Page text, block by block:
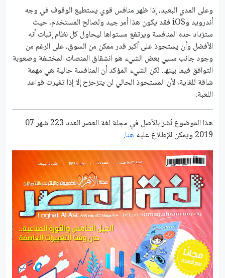
وعلى المدي البعيد، إذا ظهر منافس قوي يستطيع الوقوف في وجه
أندرويد وiOS فقد يكون هذا أمر جيد ولصالح المستخدم، حيث
ستزداد حده المنافسة ويرتفع مستواها ليحاول كل نظام إثبات أنه
الأفضل وأن يستحوذ على أكبر قدر ممكن من السوق، على الرغم من
وجود جانب سلبي بعض الشيء هو انشقاق المنصات المختلفة وصعوبة
التوافق فيما بينها. لكن الشيء المؤكد أن المنافسة حالية هي مهمة
شاقة للغاية، لأن المستحوذ الحالي لن يتزحزح إلا إذا تغيرت قواعد
اللعبة.
هذا الموضوع نُشر باﻷصل في مجلة لغة العصر العدد 223 شهر 07-
2019 ويمكن الإطلاع عليه
هنا.